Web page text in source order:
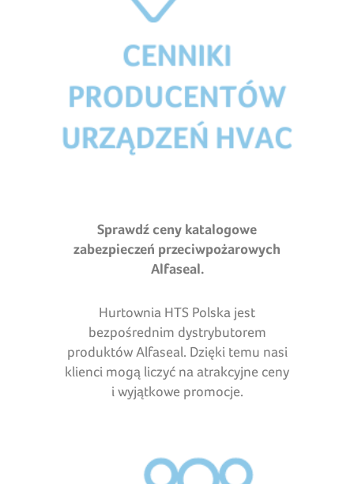
Sprawdź ceny katalogowe
zabezpieczeń przeciwpożarowych
Alfaseal.
Hurtownia HTS Polska jest
bezpośrednim dystrybutorem
produktów Alfaseal. Dzięki temu nasi
klienci mogą liczyć na atrakcyjne ceny
i wyjątkowe promocje.